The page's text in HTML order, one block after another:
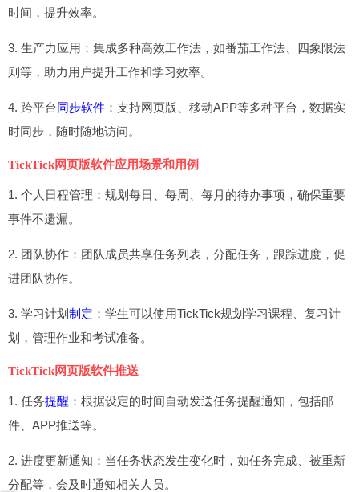
时间，提升效率。
3. 生产力应用：集成多种高效工作法，如番茄工作法、四象限法
则等，助力用户提升工作和学习效率。
4. 跨平台同步软件 ：支持网页版、移动APP等多种平台，数据实
时同步，随时随地访问。
TickTick网页版软件应用场景和用例
1. 个人日程管理：规划每日、每周、每月的待办事项，确保重要
事件不遗漏。
2. 团队协作：团队成员共享任务列表，分配任务，跟踪进度，促
进团队协作。
3. 学习计划制定 ：学生可以使用TickTick规划学习课程、复习计
划，管理作业和考试准备。
TickTick网页版软件推送
1. 任务提醒 ：根据设定的时间自动发送任务提醒通知，包括邮
件、APP推送等。
2. 进度更新通知：当任务状态发生变化时，如任务完成、被重新
分配等，会及时通知相关人员。